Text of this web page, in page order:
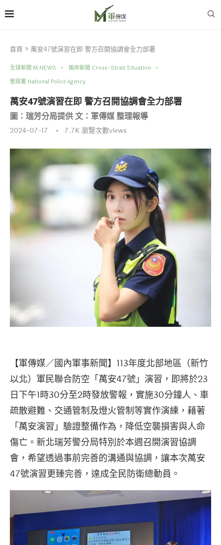
首頁 » 萬安47號演習在即 警方召開協調會全力部署
全球新聞 M.NEWS
兩岸新聞 Cross-Strait Situation
警政署 National Police Agency
萬安47號演習在即 警方召開協調會全力部署
圖：瑞芳分局提供 文：軍傳媒 整理報導
2024-07-17 7.7K瀏覽次數views
【軍傳媒／國內軍事新聞】113年度北部地區（新竹
以北）軍民聯合防空「萬安47號」演習，即將於23
日下午1時30分至2時發放警報，實施30分鐘人、車
疏散避難、交通管制及燈火管制等實作演練，藉著
「萬安演習」驗證整備作為，降低空襲損害與人命
傷亡。新北瑞芳警分局特別於本週召開演習協調
會，希望透過事前完善的溝通與協調，讓本次萬安
47號演習更臻完善，達成全民防衛總動員。